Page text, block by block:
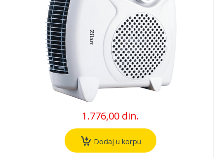
1.776,00 din.
Dodaj u korpu